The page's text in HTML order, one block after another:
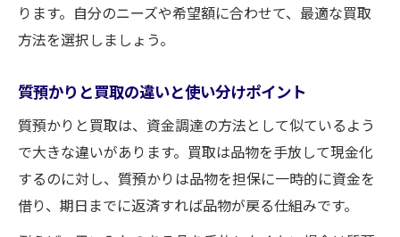
ります。自分のニーズや希望額に合わせて、最適な買取
方法を選択しましょう。
質預かりと買取の違いと使い分けポイント
質預かりと買取は、資金調達の方法として似ているよう
で大きな違いがあります。買取は品物を手放して現金化
するのに対し、質預かりは品物を担保に一時的に資金を
借り、期日までに返済すれば品物が戻る仕組みです。